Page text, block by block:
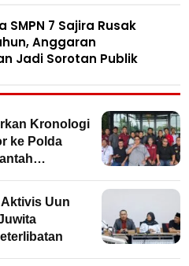
SMPN 7 Sajira Rusak
Anggaran
Jadi Sorotan Publik
Kronologi
ke Polda
Uun